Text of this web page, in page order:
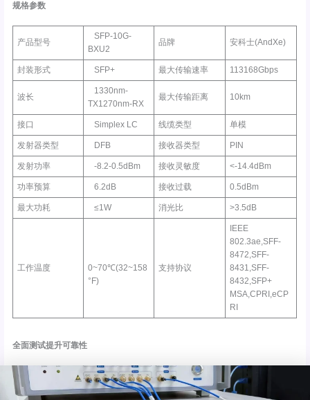
规格参数
产品型号
SFP-10G-
BXU2
品牌 安科士(AndXe)
封装形式 SFP+ 最大传输速率 113168Gbps
波长
1330nm-
TX1270nm-RX
最大传输距离 10km
接口 Simplex LC 线缆类型 单模
发射器类型 DFB 接收器类型 PIN
发射功率 -8.2-0.5dBm 接收灵敏度 <-14.4dBm
功率预算 6.2dB 接收过载 0.5dBm
最大功耗 ≤1W 消光比 >3.5dB
工作温度
0~70℃(32~158
°F)
支持协议
IEEE
802.3ae,SFF-
8472,SFF-
8431,SFF-
8432,SFP+
MSA,CPRI,eCP
RI
全面测试提升可靠性